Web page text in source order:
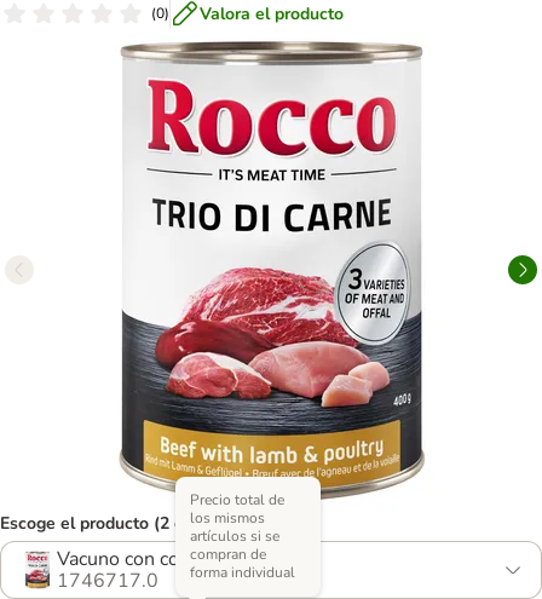
(0) Valora el producto
Escoge el producto (2 opciones)
Vacuno con cordero y ave
1746717.0
Precio total de
los mismos
artículos si se
compran de
forma individual